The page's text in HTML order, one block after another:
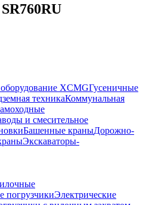
XCMGГусеничные
техникаКоммунальная
и смесительное
Башенные краныДорожно-
Экскаваторы-
погрузчикиЭлектрические